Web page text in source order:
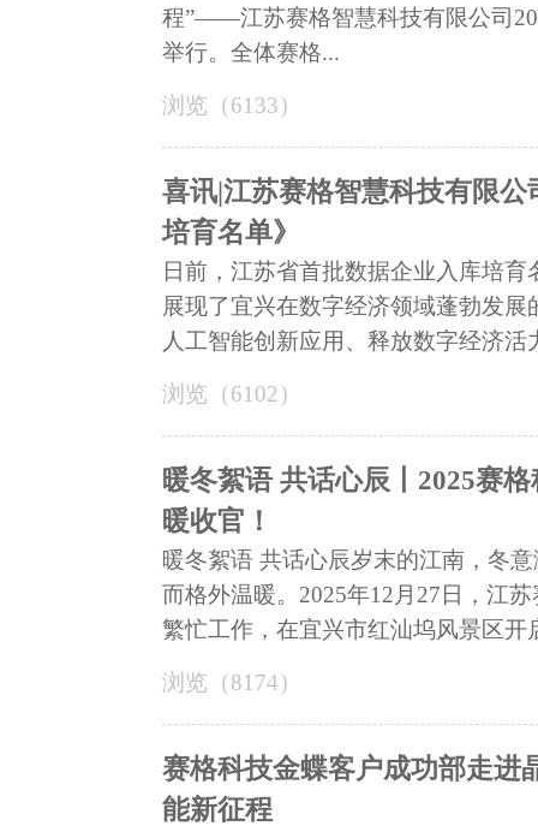
程”——江苏赛格智慧科技有限公司
举行。全体赛格...
浏览（6133）
喜讯|江苏赛格智慧科技有限
培育名单》
日前，江苏省首批数据企业入库培
展现了宜兴在数字经济领域蓬勃发
人工智能创新应用、释放数字经济活
浏览（6102）
暖冬絮语 共话心辰丨2025赛
暖收官！
暖冬絮语 共话心辰岁末的江南，冬
而格外温暖。2025年12月27日，江
繁忙工作，在宜兴市红汕坞风景区开
浏览（8174）
赛格科技金蝶客户成功部走进
能新征程